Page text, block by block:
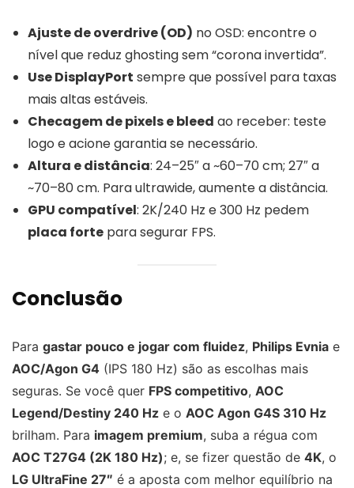
Ajuste de overdrive (OD) no OSD: encontre o
nível que reduz ghosting sem “corona invertida”.
Use DisplayPort sempre que possível para taxas
mais altas estáveis.
Checagem de pixels e bleed ao receber: teste
logo e acione garantia se necessário.
Altura e distância: 24–25″ a ~60–70 cm; 27″ a
~70–80 cm. Para ultrawide, aumente a distância.
GPU compatível: 2K/240 Hz e 300 Hz pedem
placa forte para segurar FPS.
Conclusão
Para gastar pouco e jogar com fluidez, Philips Evnia e
AOC/Agon G4 (IPS 180 Hz) são as escolhas mais
seguras. Se você quer FPS competitivo, AOC
Legend/Destiny 240 Hz e o AOC Agon G4S 310 Hz
brilham. Para imagem premium, suba a régua com
AOC T27G4 (2K 180 Hz); e, se fizer questão de 4K, o
LG UltraFine 27″ é a aposta com melhor equilíbrio na